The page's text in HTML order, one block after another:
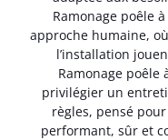
Ramonage poêle
approche humaine,
l’installation
Ramonage poêle
privilégier un
règles, pensé
performant, sûr et